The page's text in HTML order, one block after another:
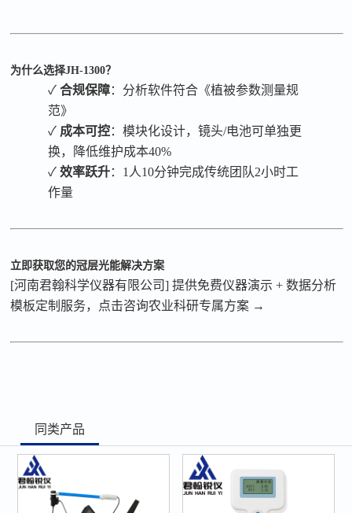
为什么选择JH-1300？
✓合规保障：分析软件符合《植被参数测量规
范》
✓ 成本可控：模块化设计，镜头/电池可单独更
换，降低维护成本40%
✓效率跃升： 1人10分钟完成传统团队2小时工
作量
立即获取您的冠层光能解决方案
[河南君翰科学仪器有限公司]提供免费仪器演示+数据分析
模板定制服务，点击咨询农业科研专属方案 →
同类产品